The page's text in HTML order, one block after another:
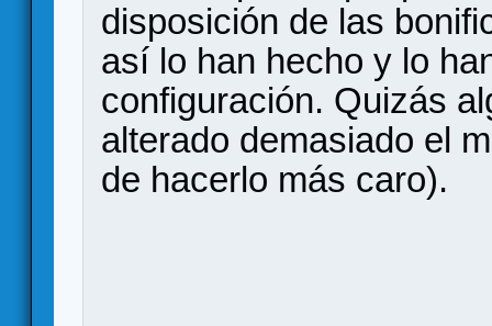
disposición de las
así lo han hecho y lo
configuración. Quizás
alterado demasiado el
de hacerlo más caro).